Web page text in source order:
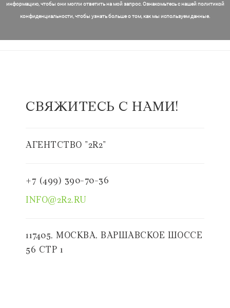
информацию, чтобы они могли ответить на мой запрос. Ознакомьтесь с нашей политикой
конфиденциальности, чтобы узнать больше о том, как мы используем данные.
СВЯЖИТЕСЬ С НАМИ!
АГЕНТСТВО "2R2"
+7 (499) 390-70-36
INFO@2R2.RU
117405, МОСКВА, ВАРШАВСКОЕ ШОССЕ
56 СТР 1